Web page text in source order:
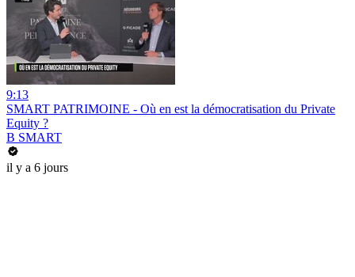
9:13
SMART PATRIMOINE - Où en est la démocratisation du Private
Equity ?
B SMART
il y a 6 jours